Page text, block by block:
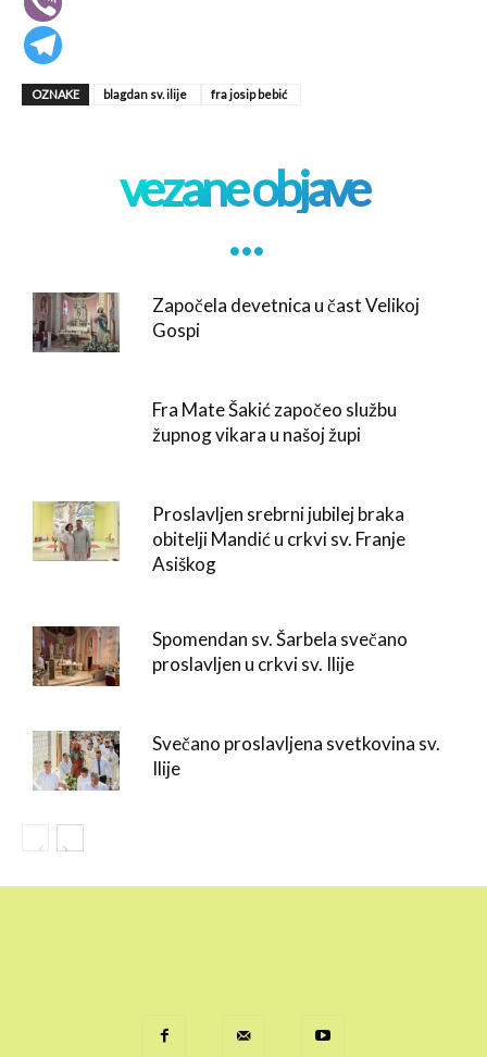
OZNAKE blagdan sv. ilije fra josip bebić
vezane objave
. . .
Započela devetnica u čast Velikoj
Gospi
Fra Mate Šakić započeo službu
župnog vikara u našoj župi
Proslavljen srebrni jubilej braka
obitelji Mandić u crkvi sv. Franje
Asiškog
Spomendan sv. Šarbela svečano
proslavljen u crkvi sv. Ilije
Svečano proslavljena svetkovina sv.
Ilije